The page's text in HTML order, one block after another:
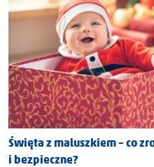
Święta z maluszkiem – co
i bezpieczne?